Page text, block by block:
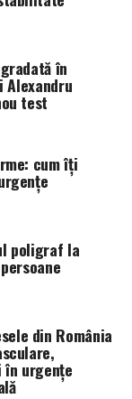
este dominat
este, în
de cuplu
care încearcă
expert în
cu vocea ei
construiește
lucrează cu
Prezența ei
că brandul
în
Alexandru
test
cum îți
poligraf la
din România
urgențe